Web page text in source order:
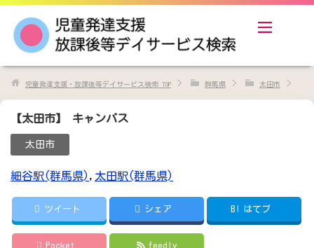
児童発達支援・放課後等デイサービス検索 TOP 群馬県 太田市
【太田市】 キャンバス
太田市
細谷駅(群馬県), 太田駅(群馬県)
ツイート シェア B! はてブ
Pocket feedly